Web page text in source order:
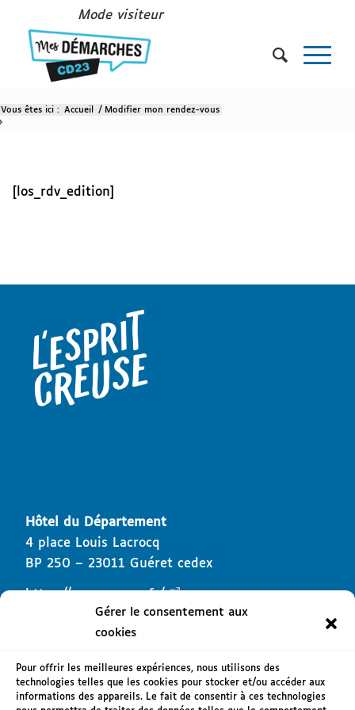
Mode visiteur
Vous êtes ici : Accueil / Modifier mon rendez-vous
Modifier mon rendez-vous
[los_rdv_edition]
Hôtel du Département
4 place Louis Lacrocq
BP 250 – 23011 Guéret cedex
https://www.creuse.fr/
Mentions légales
Gérer le consentement aux
cookies
Pour offrir les meilleures expériences, nous utilisons des
technologies telles que les cookies pour stocker et/ou accéder aux
informations des appareils. Le fait de consentir à ces technologies